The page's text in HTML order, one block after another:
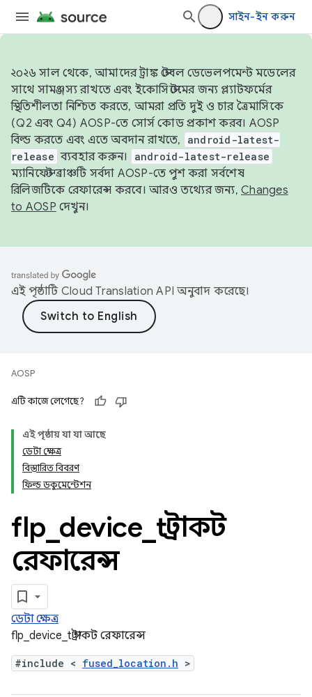
সাইন-ইন করুন
২০২৬ সাল থেকে, আমাদের ট্রাঙ্ক স্টেবল ডেভেলপমেন্ট মডেলের
সাথে সামঞ্জস্য রাখতে এবং ইকোসিস্টেমের জন্য প্ল্যাটফর্মের
স্থিতিশীলতা নিশ্চিত করতে, আমরা প্রতি দুই ও চার ত্রৈমাসিকে
(Q2 এবং Q4) AOSP-তে সোর্স কোড প্রকাশ করব। AOSP
বিল্ড করতে এবং এতে অবদান রাখতে,
android-latest-
release ব্যবহার করুন। android-latest-release
ম্যানিফেস্ট ব্রাঞ্চটি সর্বদা AOSP-তে পুশ করা সর্বশেষ
রিলিজটিকে রেফারেন্স করবে। আরও তথ্যের জন্য, Changes
to AOSP দেখুন।
এই পৃষ্ঠাটি Cloud Translation API অনুবাদ করেছে।
AOSP
এটি কাজে লেগেছে?
এই পৃষ্ঠায় যা যা আছে
ডেটা ক্ষেত্র
বিস্তারিত বিবরণ
ফিল্ড ডকুমেন্টেশন
flp device t স্ট্রাকট
রেফারেন্স
ডেটা ক্ষেত্র
flp_device_t স্ট্রাকট রেফারেন্স
#include < fused_location.h >